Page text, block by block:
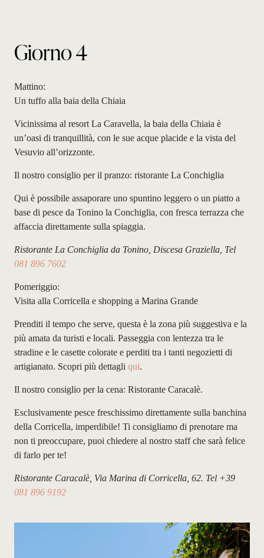
Giorno 4
Mattino:
Un tuffo alla baia della Chiaia
Vicinissima al resort La Caravella, la baia della Chiaia è
un’oasi di tranquillità, con le sue acque placide e la vista del
Vesuvio all’orizzonte.
Il nostro consiglio per il pranzo: ristorante La Conchiglia
Qui è possibile assaporare uno spuntino leggero o un piatto a
base di pesce da Tonino la Conchiglia, con fresca terrazza che
affaccia direttamente sulla spiaggia.
Ristorante La Conchiglia da Tonino, Discesa Graziella, Tel
081 896 7602
Pomeriggio:
Visita alla Corricella e shopping a Marina Grande
Prenditi il tempo che serve, questa è la zona più suggestiva e la
più amata da turisti e locali. Passeggia con lentezza tra le
stradine e le casette colorate e perditi tra i tanti negozietti di
artigianato. Scopri più dettagli qui.
Il nostro consiglio per la cena: Ristorante Caracalè.
Esclusivamente pesce freschissimo direttamente sulla banchina
della Corricella, imperdibile! Ti consigliamo di prenotare ma
non ti preoccupare, puoi chiedere al nostro staff che sarà felice
di farlo per te!
Ristorante Caracalè, Via Marina di Corricella, 62. Tel +39
081 896 9192